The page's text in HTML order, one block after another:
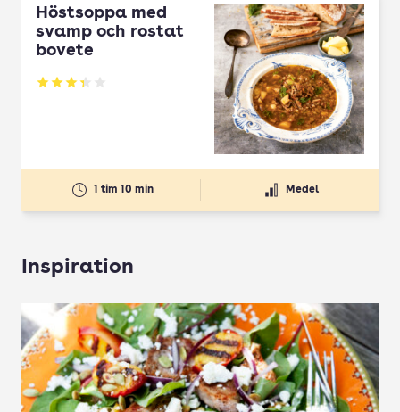
Höstsoppa med
svamp och rostat
bovete
Betyg: 3.33 av 5
1 tim 10 min Medel
Inspiration